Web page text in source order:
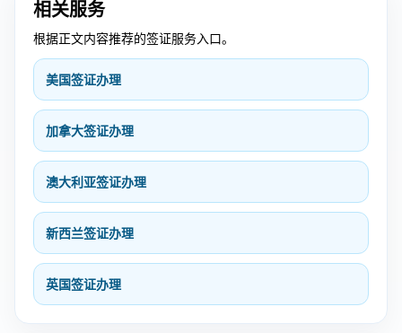
相关服务
根据正文内容推荐的签证服务入口。
美国签证办理
加拿大签证办理
澳大利亚签证办理
新西兰签证办理
英国签证办理